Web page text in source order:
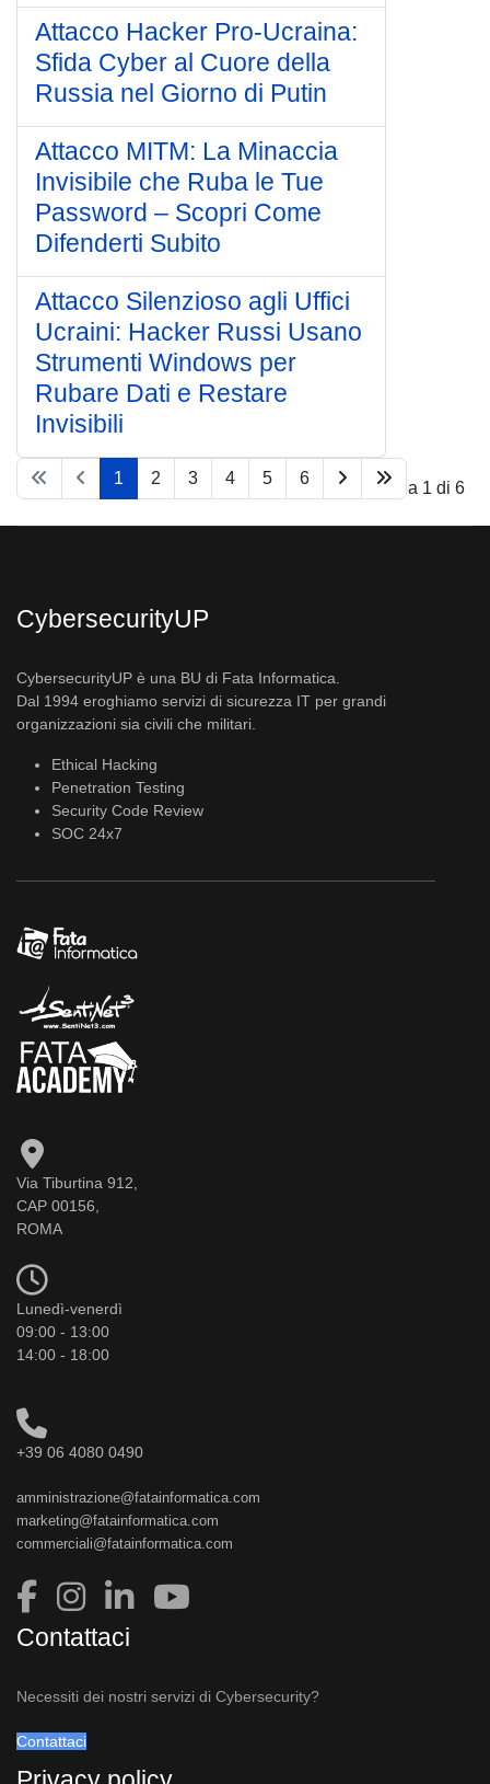
Attacco Hacker Pro-Ucraina:
Sfida Cyber al Cuore della
Russia nel Giorno di Putin
Attacco MITM: La Minaccia
Invisibile che Ruba le Tue
Password – Scopri Come
Difenderti Subito
Attacco Silenzioso agli Uffici
Ucraini: Hacker Russi Usano
Strumenti Windows per
Rubare Dati e Restare
Invisibili
Pagina 1 di 6
1 2 3 4 5 6
CybersecurityUP
CybersecurityUP è una BU di Fata Informatica.
Dal 1994 eroghiamo servizi di sicurezza IT per grandi
organizzazioni sia civili che militari.
Ethical Hacking
Penetration Testing
Security Code Review
SOC 24x7
Via Tiburtina 912,
CAP 00156,
ROMA
Lunedì-venerdì
09:00 - 13:00
14:00 - 18:00
+39 06 4080 0490
amministrazione@fatainformatica.com
marketing@fatainformatica.com
commerciali@fatainformatica.com
Contattaci
Necessiti dei nostri servizi di Cybersecurity?
Contattaci